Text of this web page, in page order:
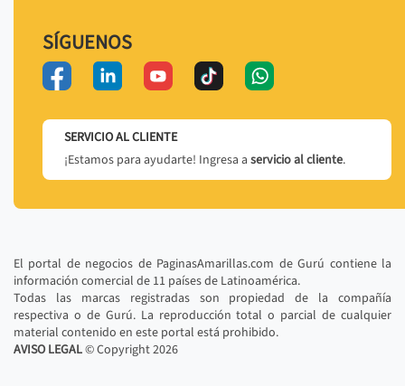
SÍGUENOS
SERVICIO AL CLIENTE
¡Estamos para ayudarte! Ingresa a servicio al cliente.
El portal de negocios de PaginasAmarillas.com de Gurú contiene la
información comercial de 11 países de Latinoamérica.
Todas las marcas registradas son propiedad de la compañía
respectiva o de Gurú. La reproducción total o parcial de cualquier
material contenido en este portal está prohibido.
AVISO LEGAL© Copyright2026